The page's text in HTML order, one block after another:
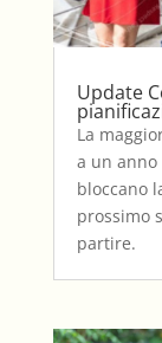
Update
La
a un
bloccano
prossimo
partire.